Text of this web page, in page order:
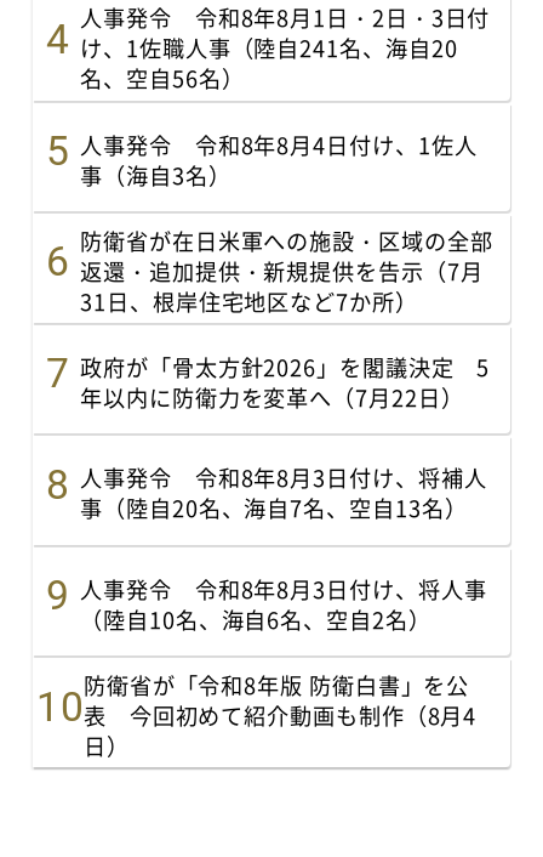
人事発令 令和8年8月1日・2日・3日付
け、1佐職人事（陸自241名、海自20
名、空自56名）
人事発令 令和8年8月4日付け、1佐人
事（海自3名）
防衛省が在日米軍への施設・区域の全部
返還・追加提供・新規提供を告示（7月
31日、根岸住宅地区など7か所）
政府が「骨太方針2026」を閣議決定 5
年以内に防衛力を変革へ（7月22日）
人事発令 令和8年8月3日付け、将補人
事（陸自20名、海自7名、空自13名）
人事発令 令和8年8月3日付け、将人事
（陸自10名、海自6名、空自2名）
防衛省が「令和8年版 防衛白書」を公
表 今回初めて紹介動画も制作（8月4
日）